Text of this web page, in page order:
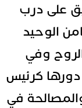
على درب
الوحيد
وفي
كرئيس
في